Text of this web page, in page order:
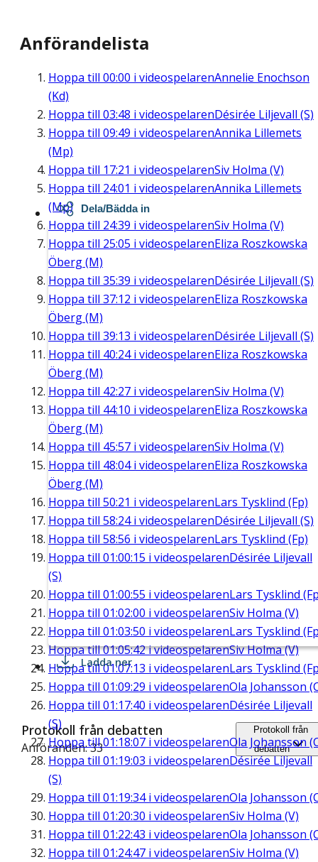
Anförandelista
Hoppa till 00:00 i videospelarenAnnelie Enochson
(Kd)
Hoppa till 03:48 i videospelarenDésirée Liljevall (S)
Hoppa till 09:49 i videospelarenAnnika Lillemets
(Mp)
Hoppa till 17:21 i videospelarenSiv Holma (V)
Hoppa till 24:01 i videospelarenAnnika Lillemets
(Mp)
Hoppa till 24:39 i videospelarenSiv Holma (V)
Hoppa till 25:05 i videospelarenEliza Roszkowska
Öberg (M)
Hoppa till 35:39 i videospelarenDésirée Liljevall (S)
Hoppa till 37:12 i videospelarenEliza Roszkowska
Öberg (M)
Hoppa till 39:13 i videospelarenDésirée Liljevall (S)
Hoppa till 40:24i videospelarenEliza Roszkowska
Öberg (M)
Hoppa till 42:27 i videospelarenSiv Holma (V)
Hoppa till 44:10 i videospelarenEliza Roszkowska
Öberg (M)
Hoppa till 45:57 i videospelarenSiv Holma (V)
Hoppa till 48:04i videospelarenEliza Roszkowska
Öberg (M)
Hoppa till 50:21 i videospelarenLars Tysklind (Fp)
Hoppa till 58:24i videospelarenDésirée Liljevall (S)
Hoppa till 58:56 i videospelarenLars Tysklind (Fp)
Hoppa till 01:00:15 i videospelarenDésirée Liljevall
(S)
Hoppa till 01:00:55 i videospelarenLars Tysklind
Hoppa till 01:02:00 i videospelarenSiv Holma (V)
Hoppa till 01:03:50 i videospelarenLars Tysklind
Hoppa till01:05:42i videospelarenSiv Holma (V)
Hoppa till01:07:13 i videospelarenLars Tysklind
Hoppa till 01:09:29 i videospelarenOla Johansson
Hoppa till 01:17:40 i videospelarenDésirée Liljevall
(S)
Hoppa till01:18:07 i videospelarenOla Johansson
Hoppa till 01:19:03 i videospelarenDésirée Liljevall
(S)
Hoppa till 01:19:34i videospelarenOla Johansson
Hoppa till 01:20:30 i videospelarenSiv Holma (V)
Hoppa till 01:22:43 i videospelarenOla Johansson
Hoppa till 01:24:47 i videospelarenSiv Holma (V)
Dela/Bädda in
Ladda ner
Protokoll från debatten
Anföranden: 33
Protokoll från
debatten